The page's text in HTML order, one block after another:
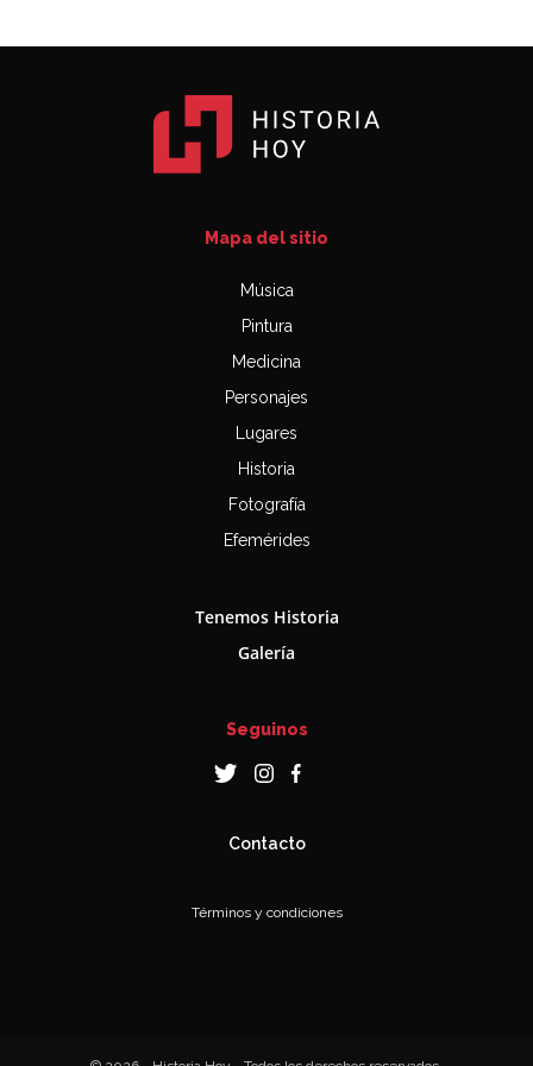
Mapa del sitio
Música
Pintura
Medicina
Personajes
Lugares
Historia
Fotografía
Efemérides
Tenemos Historia
Galería
Seguinos
Contacto
Términos y condiciones